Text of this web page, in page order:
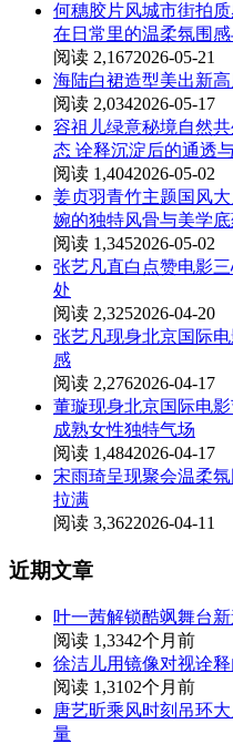
何穗胶片风城市街拍
在日常里的温柔氛围
阅读 2,1672026-05-21
海陆白裙造型美出新
阅读 2,0342026-05-17
容祖儿绿意秘境自然
态 诠释沉淀后的通透
阅读 1,4042026-05-02
姜贞羽青竹主题国风
婉的独特风骨与美学
阅读 1,3452026-05-02
张艺凡直白点赞电影
处
阅读 2,3252026-04-20
张艺凡现身北京国际
感
阅读 2,2762026-04-17
董璇现身北京国际电
成熟女性独特气场
阅读 1,4842026-04-17
宋雨琦呈现聚会温柔
拉满
阅读 3,3622026-04-11
近期文章
叶一茜解锁酷飒舞台
阅读 1,3342个月前
徐洁儿用镜像对视诠
阅读 1,3102个月前
唐艺昕乘风时刻吊环
量